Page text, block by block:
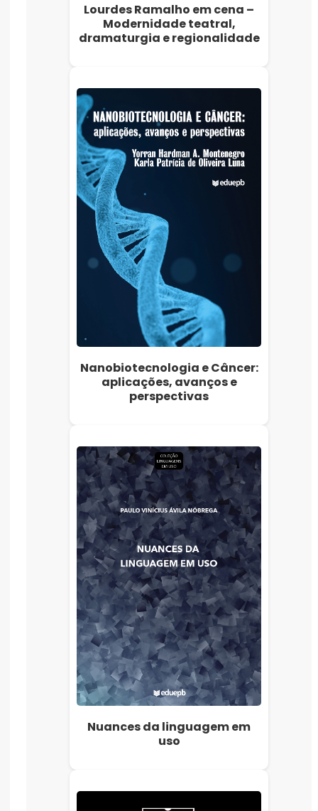
Lourdes Ramalho em cena –
Modernidade teatral,
dramaturgia e regionalidade
Nanobiotecnologia e Câncer:
aplicações, avanços e
perspectivas
Nuances da linguagem em
uso